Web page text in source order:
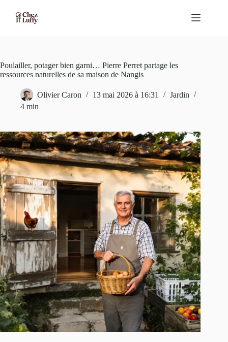
contenu
Poulailler, potager bien garni… Pierre Perret partage les
ressources naturelles de sa maison de Nangis
Olivier Caron 13 mai 2026 à 16:31
Jardin
4 min